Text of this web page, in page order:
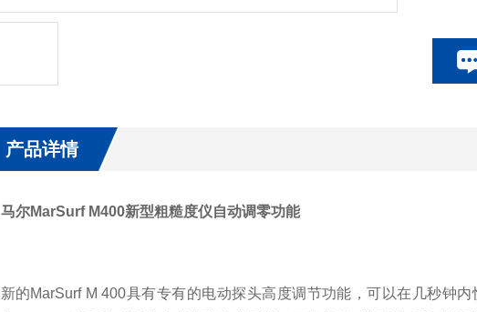
产品详情
马尔MarSurf M400新型粗糙度仪自动调零功能
新的MarSurf M 400具有专有的电动探头高度调节功能，可以在几秒钟